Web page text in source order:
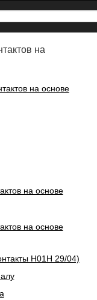
на
H01H 29/04)